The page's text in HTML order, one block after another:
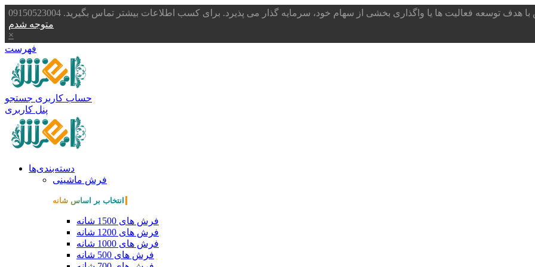
با هدف توسعه فعالیت ها یا واگذاری بخشی از سهام خود، سرمایه گذار می پذیرد. برای کسب اطلاعات بیشتر تماس بگیرید. 09150523004
متوجه شدم
×
فهرست
حساب کاربری جستجو
پنل کاربری
دسته‌بندی‌ها
فرش ماشینی
انتخاب بر اساس شانه
فرش های 1500 شانه
فرش های 1200 شانه
فرش های 1000 شانه
فرش های 500 شانه